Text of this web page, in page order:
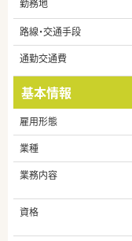
勤務地
路線・交通手段
通勤交通費
基本情報
雇用形態
業種
業務内容
資格